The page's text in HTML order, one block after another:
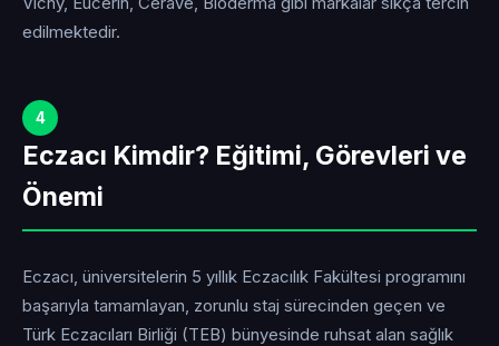
edilmektedir.
4
Eczacı Kimdir? Eğitimi, Görevleri ve
Önemi
Eczacı, üniversitelerin 5 yıllık Eczacılık Fakültesi programını
başarıyla tamamlayan, zorunlu staj sürecinden geçen ve
Türk Eczacıları Birliği (TEB) bünyesinde ruhsat alan sağlık